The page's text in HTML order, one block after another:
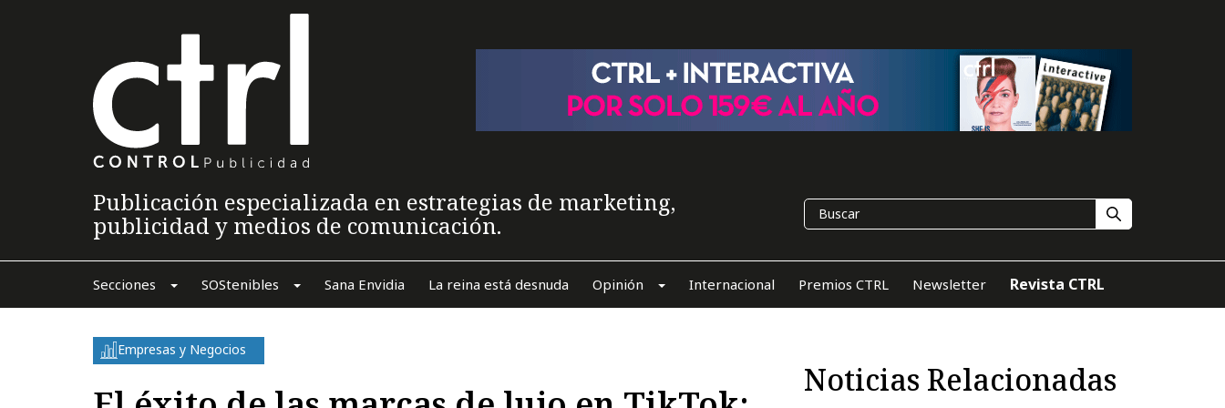
Publicación especializada en estrategias de marketing,
publicidad y medios de comunicación.
Secciones SOStenibles Sana Envidia La reina está desnuda Opinión Internacional Premios CTRL Newsletter Revista CTRL
Empresas y Negocios
Noticias Relacionadas